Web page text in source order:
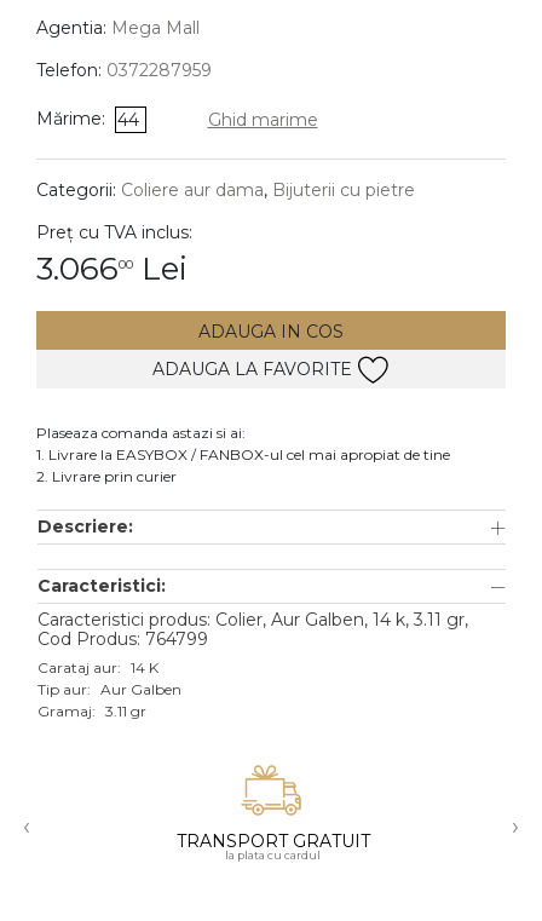
Coliere
Lanturi
Pandantive
DIAMANTE Vezi toate
Cercei
Accesorii
Aur alb
Aur roz
Aur mixt
18K
Agentia: Mega Mall
Telefon: 0372287959
Mărime: 44 Ghid marime
Categorii: Coliere aur dama, Bijuterii cu pietre
Preț cu TVA inclus:
3.06600 Lei
ADAUGA IN COS
ADAUGA LA FAVORITE
Plaseaza comanda astazi si ai:
1. Livrare la EASYBOX / FANBOX-ul cel mai apropiat de tine
2. Livrare prin curier
Descriere:
Caracteristici:
Caracteristici produs: Colier, Aur Galben, 14 k, 3.11 gr,
Cod Produs: 764799
Carataj aur: 14 K
Tip aur: Aur Galben
Gramaj: 3.11 gr
‹ TRANSPORT GRATUIT
la plata cu cardul
›